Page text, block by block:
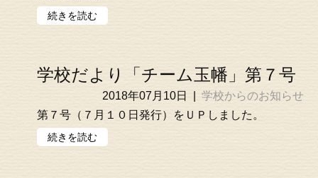
続きを読む
学校だより「チーム玉幡」第７号
2018年07月10日
学校からのお知らせ
第７号（７月１０日発行）をＵＰしました。
続きを読む